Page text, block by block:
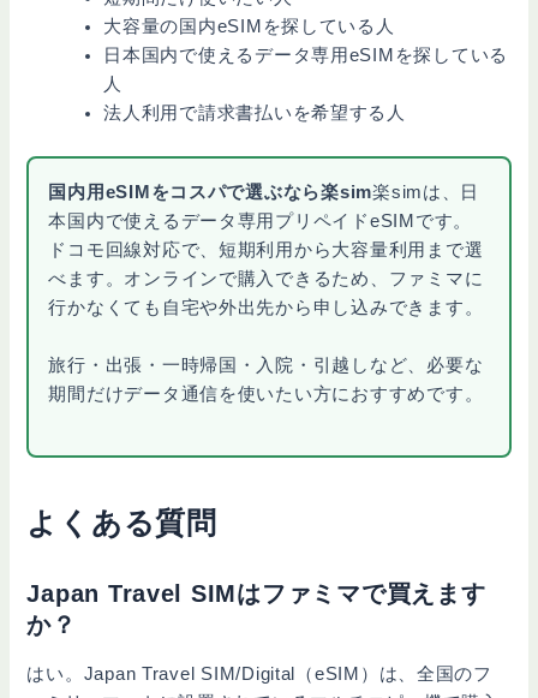
大容量の国内eSIMを探している人
日本国内で使えるデータ専用eSIMを探している
人
法人利用で請求書払いを希望する人
国内用eSIMをコスパで選ぶなら楽sim楽simは、日
本国内で使えるデータ専用プリペイドeSIMです。
ドコモ回線対応で、短期利用から大容量利用まで選
べます。オンラインで購入できるため、ファミマに
行かなくても自宅や外出先から申し込みできます。
旅行・出張・一時帰国・入院・引越しなど、必要な
期間だけデータ通信を使いたい方におすすめです。
よくある質問
Japan Travel SIMはファミマで買えます
か？
はい。Japan Travel SIM/Digital（eSIM）は、全国のフ